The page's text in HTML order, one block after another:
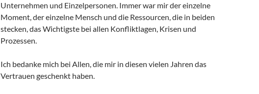
Unternehmen und Einzelpersonen. Immer war mir der einzelne
Moment, der einzelne Mensch und die Ressourcen, die in beiden
stecken, das Wichtigste bei allen Konfliktlagen, Krisen und
Prozessen.
Ich bedanke mich bei Allen, die mir in diesen vielen Jahren das
Vertrauen geschenkt haben.